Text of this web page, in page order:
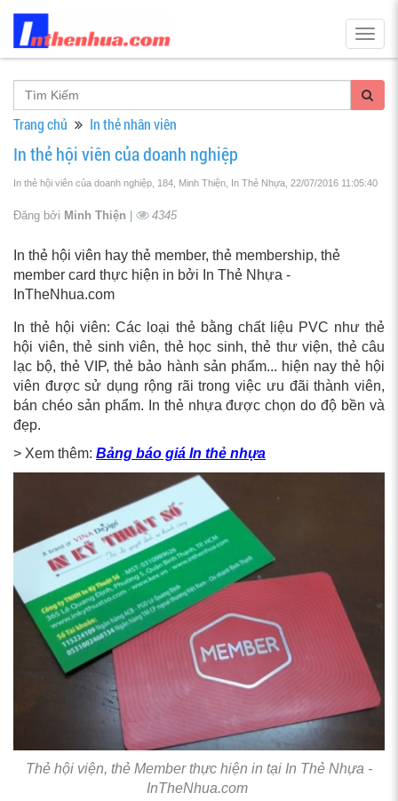
Trang chủ In thẻ nhân viên
In thẻ hội viên của doanh nghiệp
In thẻ hội viên của doanh nghiệp, 184, Minh Thiện, In Thẻ Nhựa , 22/07/2016 11:05:40
Đăng bởi Minh Thiện | 4345
In thẻ hội viên hay thẻ member, thẻ membership, thẻ
member card thực hiện in bởi In Thẻ Nhựa -
InTheNhua.com
In thẻ hội viên: Các loại thẻ bằng chất liệu PVC như thẻ
hội viên, thẻ sinh viên, thẻ học sinh, thẻ thư viện, thẻ câu
lạc bộ, thẻ VIP, thẻ bảo hành sản phẩm... hiện nay thẻ hội
viên được sử dụng rộng rãi trong việc ưu đãi thành viên,
bán chéo sản phẩm. In thẻ nhựa được chọn do độ bền và
đẹp.
> Xem thêm: Bảng báo giá In thẻ nhựa
Thẻ hội viện, thẻ Member thực hiện in tại In Thẻ Nhựa -
InTheNhua.com